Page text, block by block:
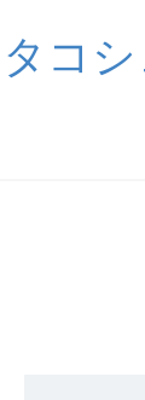
タコ